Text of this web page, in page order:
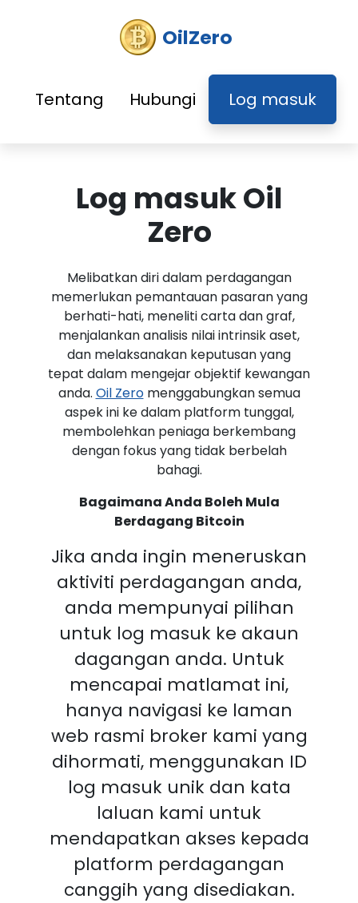
OilZero
Tentang Hubungi Log masuk
Log masuk Oil
Zero
Melibatkan diri dalam perdagangan
memerlukan pemantauan pasaran yang
berhati-hati, meneliti carta dan graf,
menjalankan analisis nilai intrinsik aset,
dan melaksanakan keputusan yang
tepat dalam mengejar objektif kewangan
anda. Oil Zeromenggabungkan semua
aspek ini ke dalam platform tunggal,
membolehkan peniaga berkembang
dengan fokus yang tidak berbelah
bahagi.
Bagaimana Anda Boleh Mula
Berdagang Bitcoin
Jika anda ingin meneruskan
aktiviti perdagangan anda,
anda mempunyai pilihan
untuk log masuk ke akaun
dagangan anda. Untuk
mencapai matlamat ini,
hanya navigasi ke laman
web rasmi broker kami yang
dihormati, menggunakan ID
log masuk unik dan kata
laluan kami untuk
mendapatkan akses kepada
platform perdagangan
canggih yang disediakan.